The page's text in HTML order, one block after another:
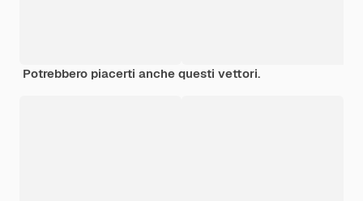
Potrebbero piacerti anche questi vettori.